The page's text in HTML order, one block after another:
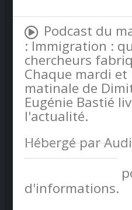
Podcast du
: Immigration :
chercheurs
Chaque mardi
matinale de
Eugénie Bastié
l'actualité.
Hébergé par
audiomeans.fr/
d'informations.